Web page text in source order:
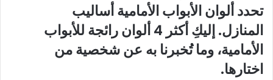
تحدد ألوان الأبواب الأمامية أساليب
المنازل. إليكِ أكثر 4 ألوان رائجة للأبواب
الأمامية، وما تُخبرنا به عن شخصية من
اختارها.